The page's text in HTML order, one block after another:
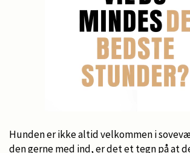
Hunden er ikke altid velkommen i
den gerne med ind, er det et tegn på at